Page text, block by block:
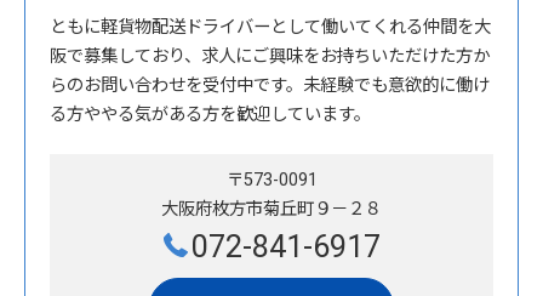
ともに軽貨物配送ドライバーとして働いてくれる仲間を大
阪で募集しており、求人にご興味をお持ちいただけた方か
らのお問い合わせを受付中です。未経験でも意欲的に働け
る方ややる気がある方を歓迎しています。
〒573-0091
大阪府枚方市菊丘町９－２８
072-841-6917